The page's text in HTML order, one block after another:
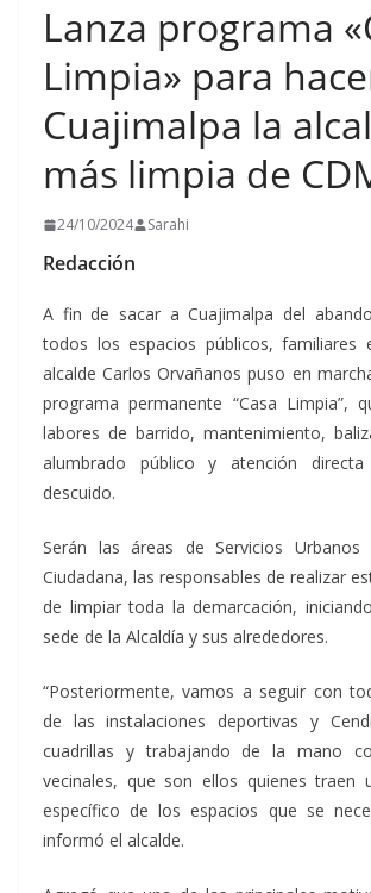
Lanza programa
Limpia» para
Cuajimalpa la
más limpia de
24/10/2024 Sarahi
Redacción
A fin de sacar a Cuajimalpa del
todos los espacios públicos, familiares
alcalde Carlos Orvañanos puso en
programa permanente “Casa Limpia”,
labores de barrido, mantenimiento,
alumbrado público y atención
descuido.
Serán las áreas de Servicios Urbanos
Ciudadana, las responsables de realizar
de limpiar toda la demarcación,
sede de la Alcaldía y sus alrededores.
“Posteriormente, vamos a seguir con
de las instalaciones deportivas y
cuadrillas y trabajando de la mano
vecinales, que son ellos quienes traen
específico de los espacios que se
informó el alcalde.